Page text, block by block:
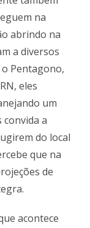
na
abrindo na
a diversos
Pentagono,
eles
um
convida a
do local
que na
de
acontece